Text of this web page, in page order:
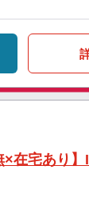
×在宅あり